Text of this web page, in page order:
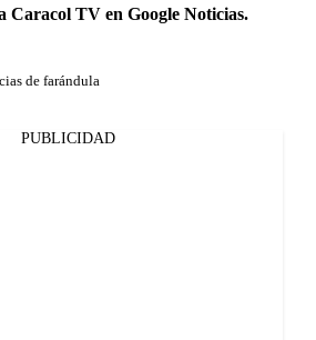
Caracol TV en Google Noticias.
de farándula
PUBLICIDAD